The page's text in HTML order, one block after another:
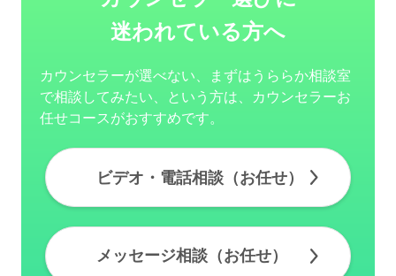
迷われている方へ
カウンセラーが選べない、まずはうららか相談室
で相談してみたい、という方は、カウンセラーお
任せコースがおすすめです。
ビデオ・電話相談（お任せ）
メッセージ相談（お任せ）